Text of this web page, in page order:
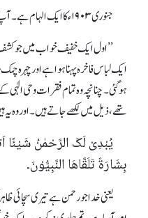
جنوری ۱۹۰۳ ء کا ایک الہام ہے۔آپ ؑ فرماتے ہیں :
’’اول ایک خفیف خواب میں جو
ایک لباس فاخرہ پہنا ہواہے اور چہرہ
ہو گئی۔چنانچہ وہ تمام فقرات وحی
تھے، ذیل میں لکھے جاتے ہیں ۔ اور وہ یہ
یُبْدِیْ لَکَ الرَّحْمٰنُ شَیْئًا
بِشَارَۃٌ تَلَقَّاھَا النَّبِیُّوْنَ۔
یعنی خدا جو رحمن ہے تیری سچائی